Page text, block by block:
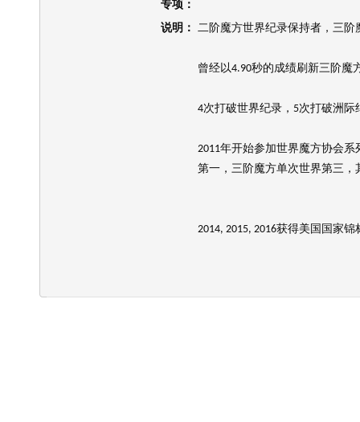
专项：
说明： 二阶魔方世界纪录保持者，三
曾经以4.90秒的成绩刷新三阶魔
4次打破世界纪录，5次打破洲际
2011年开始参加世界魔方协会
第一，三阶魔方单次世界第三
2014, 2015, 2016获得美国国家